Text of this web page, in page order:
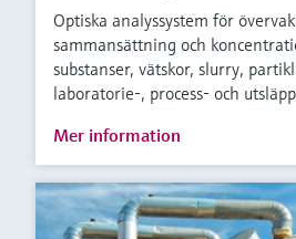
Optiska analyssystem för
sammansättning och
substanser, vätskor, slurry,
laboratorie-, process- och
Mer information